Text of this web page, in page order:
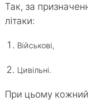
Так, за
літаки:
Військові,
Цивільні.
При цьому кожний